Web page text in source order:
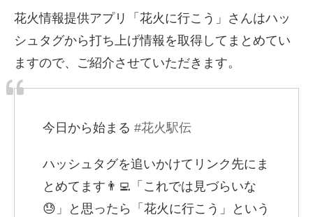
花火情報提供アプリ「花火に行こう」さんはハッ
シュタグから打ち上げ情報を取得してまとめてい
ますので、ご紹介させていただきます。
今日から始まる #花火駅伝
ハッシュタグを追いかけてリンク先にま
とめてます👨‍💻「これでは見づらいな
😓」と思ったら「花火に行こう」という